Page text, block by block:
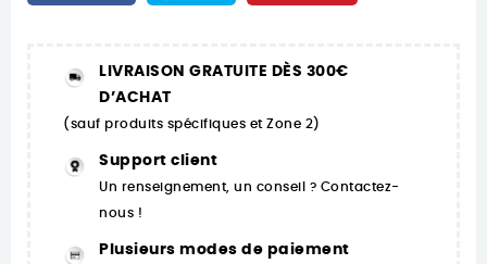
LIVRAISON GRATUITE DÈS 300€
D’ACHAT
(sauf produits spécifiques et Zone 2)
Support client
Un renseignement, un conseil ? Contactez-
nous !
Plusieurs modes de paiement